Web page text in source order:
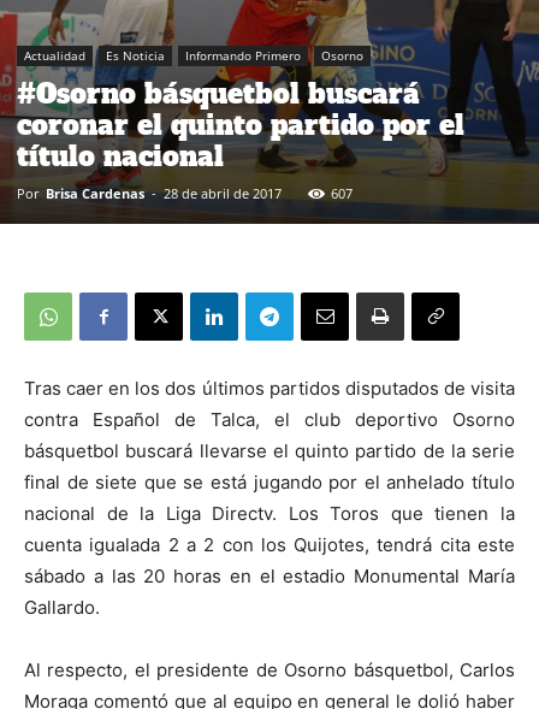
Actualidad Es Noticia Informando Primero Osorno
#Osorno básquetbol buscará
coronar el quinto partido por el
título nacional
Por Brisa Cardenas - 28 de abril de 2017 607
Tras caer en los dos últimos partidos disputados de visita
contra Español de Talca, el club deportivo Osorno
básquetbol buscará llevarse el quinto partido de la serie
final de siete que se está jugando por el anhelado título
nacional de la Liga Directv. Los Toros que tienen la
cuenta igualada 2 a 2 con los Quijotes, tendrá cita este
sábado a las 20 horas en el estadio Monumental María
Gallardo.
Al respecto, el presidente de Osorno básquetbol, Carlos
Moraga comentó que al equipo en general le dolió haber